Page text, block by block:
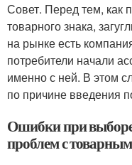
Совет. Перед тем, как
товарного знака,
на рынке есть
потребители начали
именно с ней. В этом
по причине введения
Ошибки при
проблем с